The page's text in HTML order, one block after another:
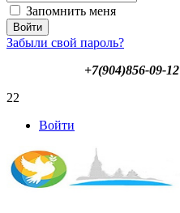
Запомнить меня
Забыли свой пароль?
+7(904)856-09-12
22
Войти